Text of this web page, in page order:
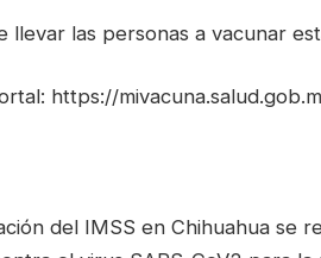
las personas a vacunar
https://
del IMSS en Chihuahua se